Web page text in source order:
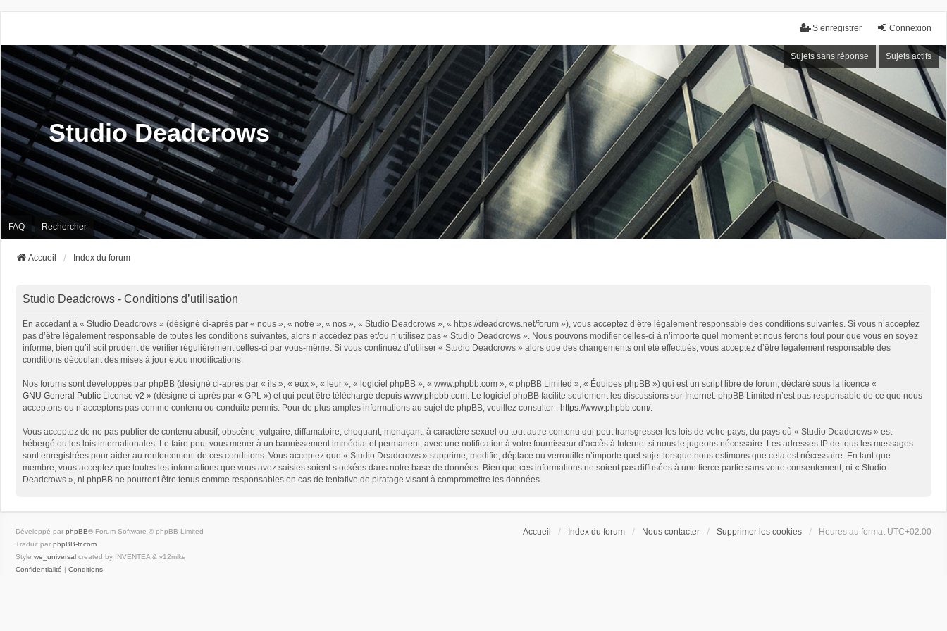
Connexion
S’enregistrer
Sujets sans réponse Sujets actifs
Studio Deadcrows
FAQ Rechercher
Accueil Index du forum
Studio Deadcrows - Conditions d’utilisation
En accédant à « Studio Deadcrows » (désigné ci-après par « nous », « notre », « nos », « Studio Deadcrows », « https://deadcrows.net/forum »), vous acceptez d’être légalement responsable des conditions suivantes. Si vous n’acceptez
pas d’être légalement responsable de toutes les conditions suivantes, alors n’accédez pas et/ou n’utilisez pas « Studio Deadcrows ». Nous pouvons modifier celles-ci à n’importe quel moment et nous ferons tout pour que vous en soyez
informé, bien qu’il soit prudent de vérifier régulièrement celles-ci par vous-même. Si vous continuez d’utiliser « Studio Deadcrows » alors que des changements ont été effectués, vous acceptez d’être légalement responsable des
conditions découlant des mises à jour et/ou modifications.
Nos forums sont développés par phpBB (désigné ci-après par « ils », « eux », « leur », « logiciel phpBB », « www.phpbb.com », « phpBB Limited », « Équipes phpBB ») qui est un script libre de forum, déclaré sous la licence «
GNU General Public License v2 » (désigné ci-après par « GPL ») et qui peut être téléchargé depuis www.phpbb.com. Le logiciel phpBB facilite seulement les discussions sur Internet. phpBB Limited n’est pas responsable de ce que nous
acceptons ou n’acceptons pas comme contenu ou conduite permis. Pour de plus amples informations au sujet de phpBB, veuillez consulter : https://www.phpbb.com/.
Vous acceptez de ne pas publier de contenu abusif, obscène, vulgaire, diffamatoire, choquant, menaçant, à caractère sexuel ou tout autre contenu qui peut transgresser les lois de votre pays, du pays où « Studio Deadcrows » est
hébergé ou les lois internationales. Le faire peut vous mener à un bannissement immédiat et permanent, avec une notification à votre fournisseur d’accès à Internet si nous le jugeons nécessaire. Les adresses IP de tous les messages
sont enregistrées pour aider au renforcement de ces conditions. Vous acceptez que « Studio Deadcrows » supprime, modifie, déplace ou verrouille n’importe quel sujet lorsque nous estimons que cela est nécessaire. En tant que
membre, vous acceptez que toutes les informations que vous avez saisies soient stockées dans notre base de données. Bien que ces informations ne soient pas diffusées à une tierce partie sans votre consentement, ni « Studio
Deadcrows », ni phpBB ne pourront être tenus comme responsables en cas de tentative de piratage visant à compromettre les données.
Accueil Index du forum Nous contacter Supprimer les cookies Heures au format UTC+02:00
Développé par phpBB® Forum Software © phpBB Limited
Traduit par phpBB-fr.com
Style we_universal created by INVENTEA & v12mike
Confidentialité | Conditions